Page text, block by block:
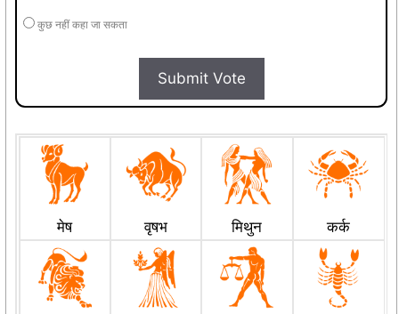
कुछ नहीं कहा जा सकता
Submit Vote
मेष वृषभ मिथुन कर्क